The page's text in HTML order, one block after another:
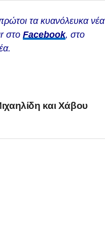
τα κυανόλευκα νέα
στο Facebook, στο
και Χάβου